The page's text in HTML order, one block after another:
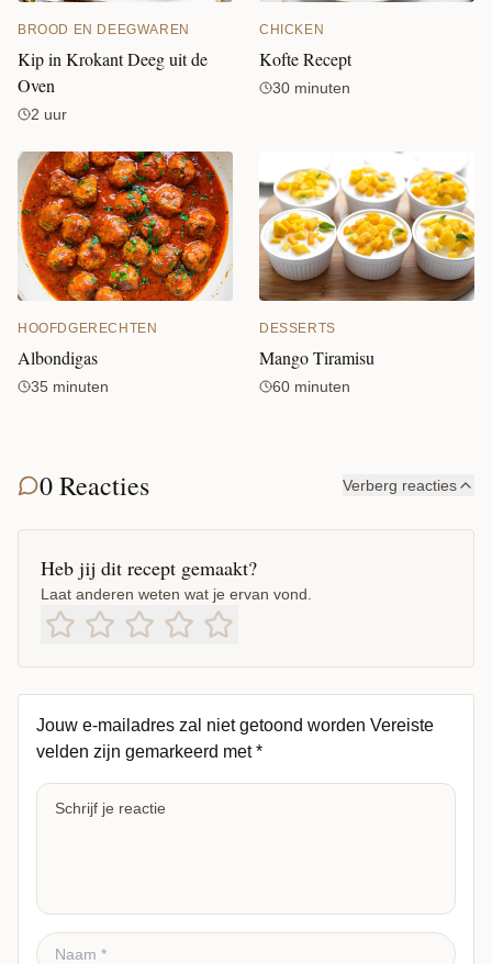
BROOD EN DEEGWAREN
Kip in Krokant Deeg uit de
Oven
2 uur
CHICKEN
Kofte Recept
30 minuten
HOOFDGERECHTEN
Albondigas
35 minuten
DESSERTS
Mango Tiramisu
60 minuten
0 Reacties Verberg reacties
Heb jij dit recept gemaakt?
Laat anderen weten wat je ervan vond.
Jouw e-mailadres zal niet getoond worden Vereiste
velden zijn gemarkeerd met*